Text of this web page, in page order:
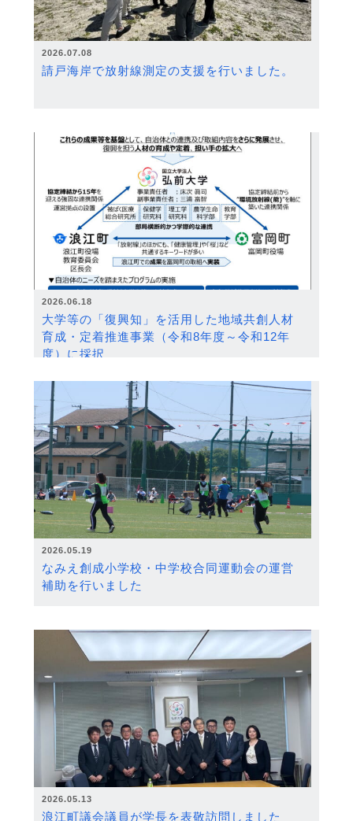
2026.07.08
請戸海岸で放射線測定の支援を行いました。
2026.06.18
大学等の「復興知」を活用した地域共創人材
育成・定着推進事業（令和8年度～令和12年
度）に採択
2026.05.19
なみえ創成小学校・中学校合同運動会の運営
補助を行いました
2026.05.13
浪江町議会議員が学長を表敬訪問しました